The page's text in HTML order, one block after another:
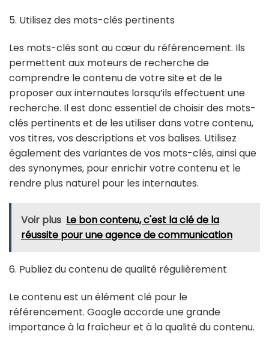
5. Utilisez des mots-clés pertinents
Les mots-clés sont au cœur du référencement. Ils
permettent aux moteurs de recherche de
comprendre le contenu de votre site et de le
proposer aux internautes lorsqu’ils effectuent une
recherche. Il est donc essentiel de choisir des mots-
clés pertinents et de les utiliser dans votre contenu,
vos titres, vos descriptions et vos balises. Utilisez
également des variantes de vos mots-clés, ainsi que
des synonymes, pour enrichir votre contenu et le
rendre plus naturel pour les internautes.
Voir plus Le bon contenu, c'est la clé de la
réussite pour une agence de communication
6. Publiez du contenu de qualité régulièrement
Le contenu est un élément clé pour le
référencement. Google accorde une grande
importance à la fraîcheur et à la qualité du contenu.